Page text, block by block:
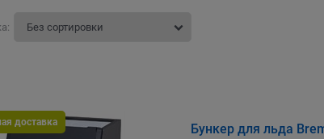
Бункер для льда
доставка